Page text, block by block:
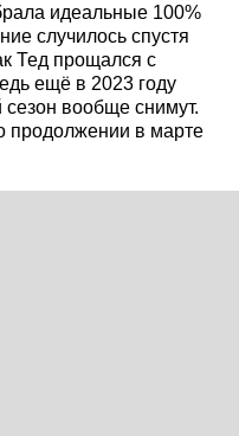
идеальные 100%
случилось спустя
Тед прощался с
ещё в 2023 году
сезон вообще снимут.
продолжении в марте